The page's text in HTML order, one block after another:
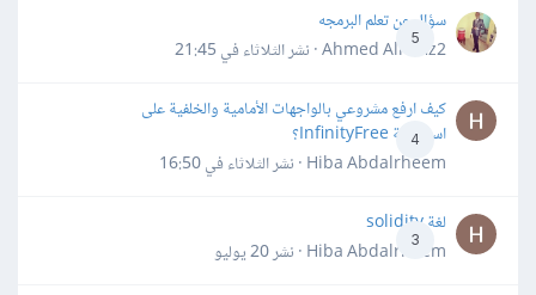
5
سؤال عن تعلم البرمجه
Ahmed Alhafiz2 · نشر
الثلاثاء في 21:45
4
كيف ارفع مشروعي بالواجهات الأمامية والخلفية على
استضافة InfinityFree؟
Hiba Abdalrheem · نشر
الثلاثاء في 16:50
3
لغة solidity
Hiba Abdalrheem · نشر
20 يوليو